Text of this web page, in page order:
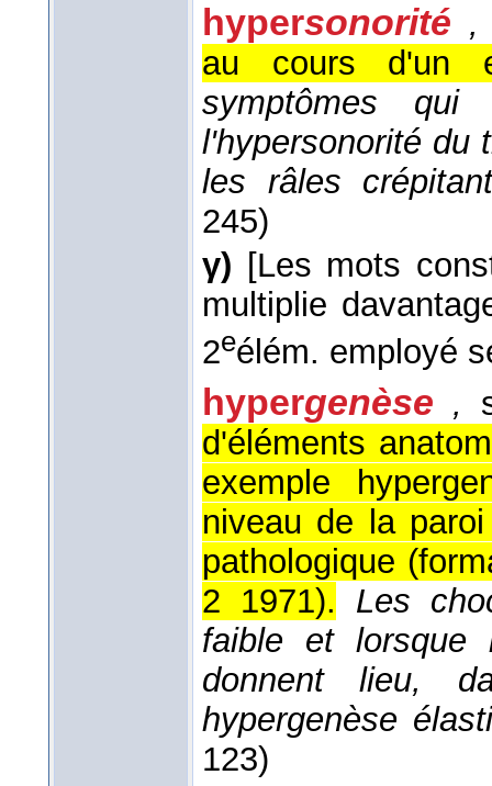
hypersonorité
au cours d'un
symptômes qui
l'hypersonorité du
les râles
245)
γ) [Les mots
multiplie
2eélém. employé
hypergenèse ,
d'éléments
exemple
niveau de la
pathologique
2 1971).
Les
faible et lorsque
donnent lieu,
hypergenèse
123)